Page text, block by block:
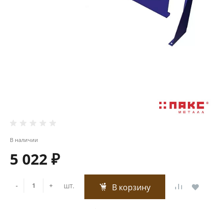
В наличии
5 022 ₽
- + шт. В корзину